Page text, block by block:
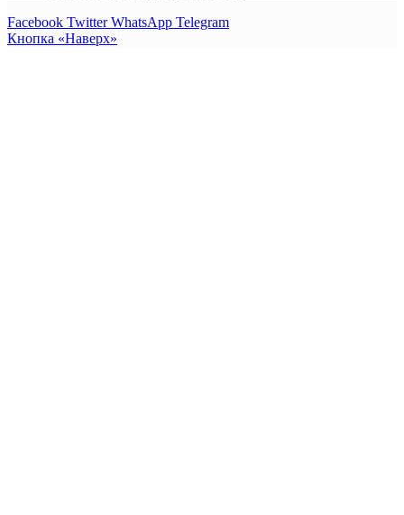
Facebook Twitter WhatsApp Telegram
Кнопка «Наверх»